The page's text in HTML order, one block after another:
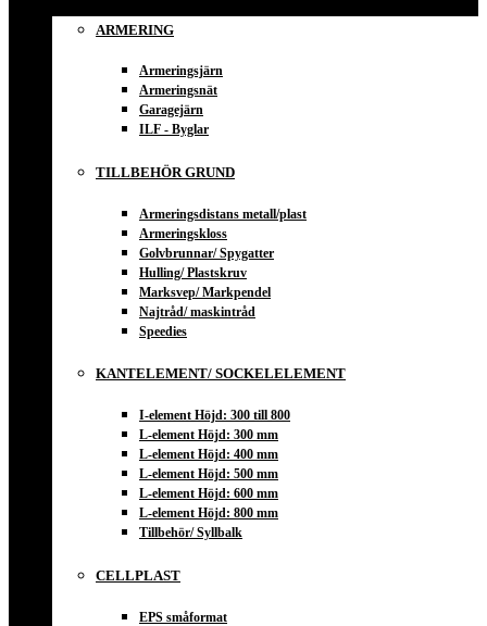
ARMERING
Armeringsjärn
Armeringsnät
Garagejärn
ILF - Byglar
TILLBEHÖR GRUND
Armeringsdistans metall/plast
Armeringskloss
Golvbrunnar/ Spygatter
Hulling/ Plastskruv
Marksvep/ Markpendel
Najtråd/ maskintråd
Speedies
KANTELEMENT/ SOCKELELEMENT
I-element Höjd: 300 till 800
L-element Höjd: 300 mm
L-element Höjd: 400 mm
L-element Höjd: 500 mm
L-element Höjd: 600 mm
L-element Höjd: 800 mm
Tillbehör/ Syllbalk
CELLPLAST
EPS småformat